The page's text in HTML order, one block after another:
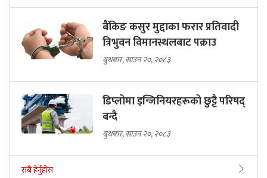
बैंकिङ कसुर मुद्दाका फरार प्रतिवादी
त्रिभुवन विमानस्थलबाट पक्राउ
बुधबार, साउन २०, २०८३
डिप्लोमा इन्जिनियरहरूको छुट्टै परिषद्
बन्दै
बुधबार, साउन २०, २०८३
सबै हेर्नुहोस